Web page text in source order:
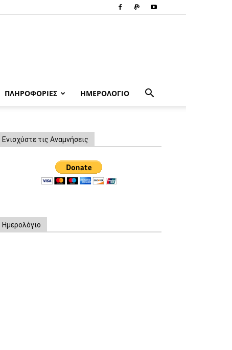
ΠΛΗΡΟΦΟΡΙΕΣ ΗΜΕΡΟΛΟΓΙΟ
Ενισχύστε τις Αναμνήσεις
Ημερολόγιο